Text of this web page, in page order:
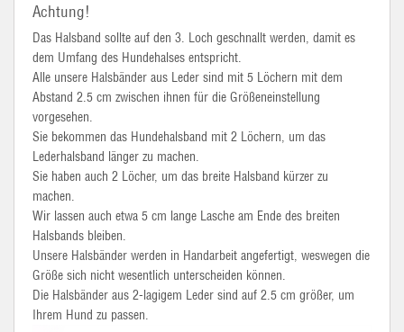
Achtung!
Das Halsband sollte auf den 3. Loch geschnallt werden, damit es
dem Umfang des Hundehalses entspricht.
Alle unsere Halsbänder aus Leder sind mit 5 Löchern mit dem
Abstand 2.5 cm zwischen ihnen für die Größeneinstellung
vorgesehen.
Sie bekommen das Hundehalsband mit 2 Löchern, um das
Lederhalsband länger zu machen.
Sie haben auch 2 Löcher, um das breite Halsband kürzer zu
machen.
Wir lassen auch etwa 5 cm lange Lasche am Ende des breiten
Halsbands bleiben.
Unsere Halsbänder werden in Handarbeit angefertigt, weswegen die
Größe sich nicht wesentlich unterscheiden können.
Die Halsbänder aus 2-lagigem Leder sind auf 2.5 cm größer, um
Ihrem Hund zu passen.